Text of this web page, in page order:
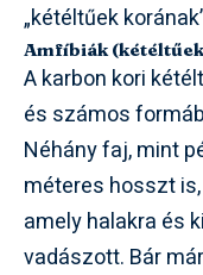
„kétéltűek
Amfíbiák
A karbon kori
és számos
Néhány faj, mint
méteres hosszt
amely halakra és
vadászott. Bár